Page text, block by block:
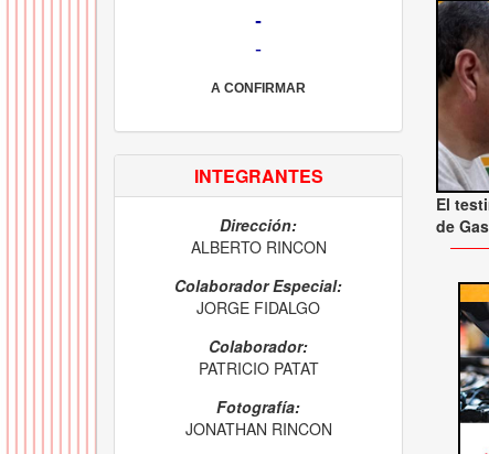
-
-
A CONFIRMAR
INTEGRANTES
Dirección:
ALBERTO RINCON
Colaborador Especial:
JORGE FIDALGO
Colaborador:
PATRICIO PATAT
Fotografía:
JONATHAN RINCON
El
de